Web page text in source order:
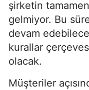
şirketin tamamen
gelmiyor. Bu
devam
kurallar
olacak.
Müşteriler